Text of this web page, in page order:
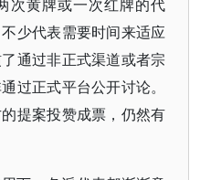
次黄牌或一次红牌的代
少代表需要时间来适应
通过非正式渠道或者宗
过正式平台公开讨论。
提案投赞成票，仍然有